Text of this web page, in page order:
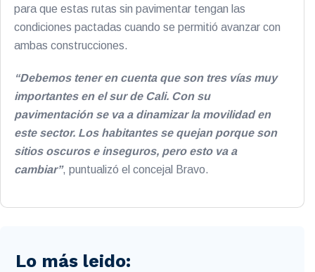
para que estas rutas sin pavimentar tengan las
condiciones pactadas cuando se permitió avanzar con
ambas construcciones.
“Debemos tener en cuenta que son tres vías muy
importantes en el sur de Cali. Con su
pavimentación se va a dinamizar la movilidad en
este sector. Los habitantes se quejan porque son
sitios oscuros e inseguros, pero esto va a
cambiar”, puntualizó el concejal Bravo.
Lo más leido: